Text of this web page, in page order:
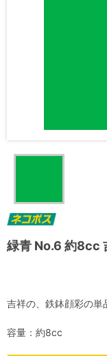
緑青 No.6 約8cc
吉祥の、鉄鉢顔彩の単
容量：約8cc